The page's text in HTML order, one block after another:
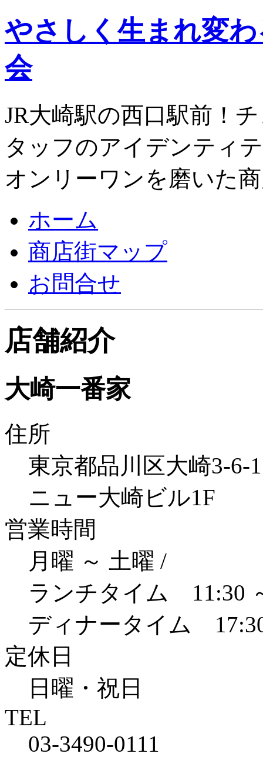
やさしく生まれ変
会
JR大崎駅の西口駅前！
タッフのアイデンティ
オンリーワンを磨いた
ホーム
商店街マップ
お問合せ
店舗紹介
大崎一番家
住所
東京都品川区大崎3-6-
ニュー大崎ビル1F
営業時間
月曜 ～ 土曜 /
ランチタイム 11:30
ディナータイム
定休日
日曜・祝日
TEL
03-3490-0111